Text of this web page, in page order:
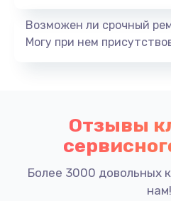
компьютеров Lenovo
техника в надежных
Ремонт любых
компьютеров Lenovo.
Возможен ли срочный
Могу при нем
Отзывы
Более 3000 довольных
нам!